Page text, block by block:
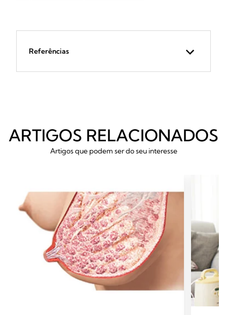
Referências
ARTIGOS RELACIONADOS
Artigos que podem ser do seu interesse